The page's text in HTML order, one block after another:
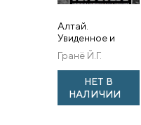
Алтай.
Увиденное и
пережитое в
годы странствий
Гранё Й.Г.
НЕТ В
НАЛИЧИИ